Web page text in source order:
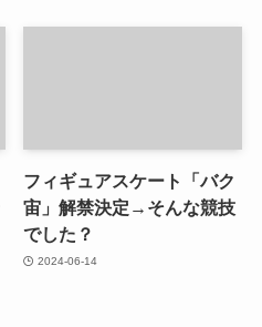
フィギュアスケート「バク
宙」解禁決定→そんな競技
でした？
2024-06-14